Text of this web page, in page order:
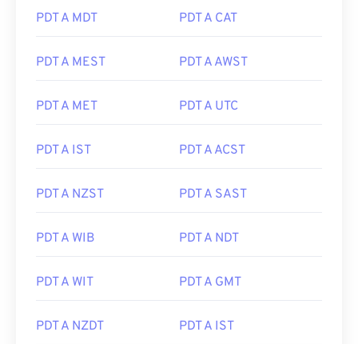
PDT A MDT PDT A CAT
PDT A MEST PDT A AWST
PDT A MET PDT A UTC
PDT A IST PDT A ACST
PDT A NZST PDT A SAST
PDT A WIB PDT A NDT
PDT A WIT PDT A GMT
PDT A NZDT PDT A IST